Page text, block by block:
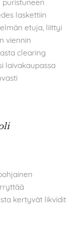
laskettiin
etuja, liittyi
viennin
clearing
laivakaupassa
kertyvät likvidit